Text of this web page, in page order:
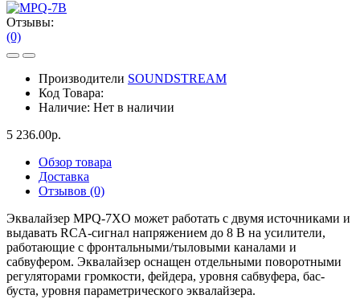
Отзывы:
(0)
Производители SOUNDSTREAM
Код Товара:
Наличие: Нет в наличии
5 236.00р.
Обзор товара
Доставка
Отзывов (0)
Эквалайзер MPQ-7XO может работать с двумя источниками и
выдавать RCA-сигнал напряжением до 8 В на усилители,
работающие с фронтальными/тыловыми каналами и
сабвуфером. Эквалайзер оснащен отдельными поворотными
регуляторами громкости, фейдера, уровня сабвуфера, бас-
буста, уровня параметрического эквалайзера.